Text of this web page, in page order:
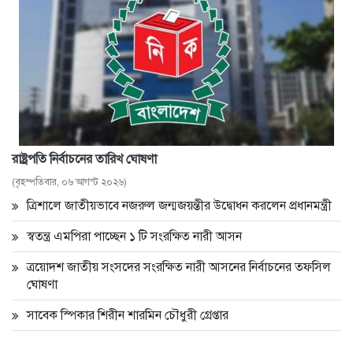
রাষ্ট্রপতি নির্বাচনের তারিখ ঘোষণা
(বৃহস্পতিবার, ০৬ আগস্ট ২০২৬)
ত্রিশালে জাতীয়ভাবে নজরুল জন্মজয়ন্তীর উদ্বোধন করলেন প্রধানমন্ত্রী
স্বতন্ত্র এমপিরা পাচ্ছেন ১ টি সংরক্ষিত নারী আসন
ত্রয়োদশ জাতীয় সংসদের সংরক্ষিত নারী আসনের নির্বাচনের তফসিল
ঘোষণা
সাবেক স্পিকার শিরীন শারমিন চৌধুরী গ্রেপ্তার